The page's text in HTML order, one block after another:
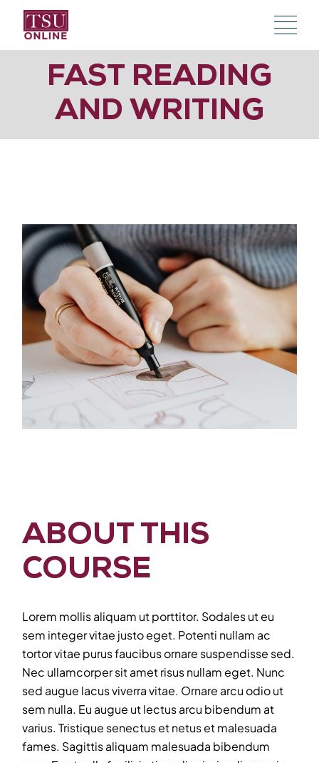
FAST READING
AND WRITING
ABOUT THIS
COURSE
Lorem mollis aliquam ut porttitor. Sodales ut eu
sem integer vitae justo eget. Potenti nullam ac
tortor vitae purus faucibus ornare suspendisse sed.
Nec ullamcorper sit amet risus nullam eget. Nunc
sed augue lacus viverra vitae. Ornare arcu odio ut
sem nulla. Eu augue ut lectus arcu bibendum at
varius. Tristique senectus et netus et malesuada
fames. Sagittis aliquam malesuada bibendum